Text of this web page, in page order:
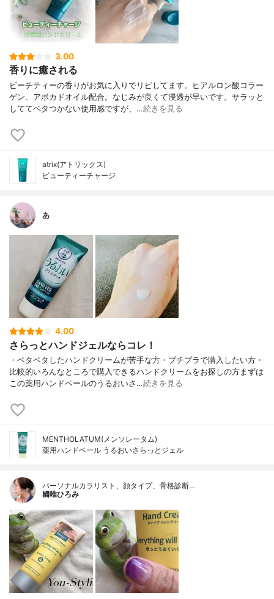
3.00
香りに癒される
ピーチティーの香りがお気に入りでリピしてます。ヒアルロン酸コラー
ゲン、アボカドオイル配合。なじみが良くて浸透が早いです。サラッと
しててベタつかない使用感ですが、…続きを見る
atrix(アトリックス)
ビューティーチャージ
あ
4.00
さらっとハンドジェルならコレ！
・ベタベタしたハンドクリームが苦手な方・プチプラで購入したい方・
比較的いろんなところで購入できるハンドクリームをお探しの方まずは
この薬用ハンドベールのうるおいさ…続きを見る
MENTHOLATUM(メンソレータム)
薬用ハンドベール うるおいさらっとジェル
パーソナルカラリスト、顔タイプ、骨格診断…
國唯ひろみ